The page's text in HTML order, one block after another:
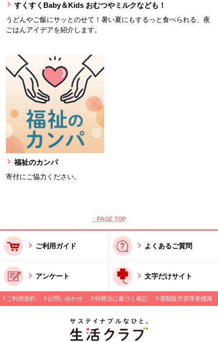
すくすくBaby＆Kids おむつやミルクなども！
うどんやご飯にサッとのせて！暑い夏にもするっと食べられる、夜
ごはんアイデアを紹介します。
福祉のカンパ
寄付にご協力ください。
↑ PAGE TOP
ご利用ガイド よくあるご質問
アンケート 文字だけサイト
ご利用規約 お問い合わせ 特商法に基づく表記 酒類販売管理者標識